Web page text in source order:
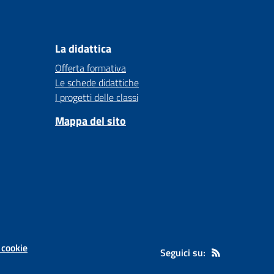
La didattica
Offerta formativa
Le schede didattiche
I progetti delle classi
Mappa del sito
Seguici su: